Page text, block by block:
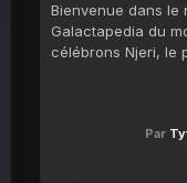
Bienvenue dans le
Galactapedia du
célébrons Njeri, le
Par